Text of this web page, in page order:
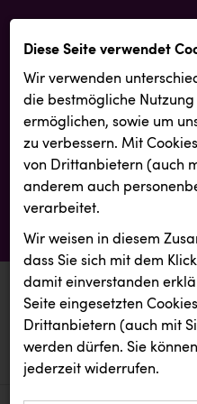
aktuelle aussendungen
aktuelle aussendungen
Diese Seite verwendet
Wir verwenden
die best­mögliche Nutzung
ermöglichen, sowie um
zu verbessern. Mit
von Drittanbietern (auch
anderem auch
verarbeitet.
Wir weisen in diesem
dass Sie sich mit dem
damit ein­ver­standen
Seite eingesetzten
Drittanbietern (auch mit
werden dürfen. Sie
jederzeit widerrufen.